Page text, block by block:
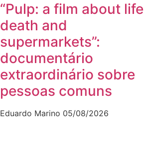
“Pulp: a film about life
death and
supermarkets”:
documentário
extraordinário sobre
pessoas comuns
Eduardo Marino 05/08/2026